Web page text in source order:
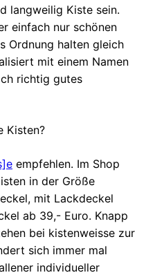
langweilig Kiste sein.
einfach nur schönen
Ordnung halten gleich
mit einem Namen
richtig gutes
Kisten?
empfehlen. Im Shop
in der Größe
mit Lackdeckel
ab 39,- Euro. Knapp
bei kistenweisse zur
sich immer mal
individueller